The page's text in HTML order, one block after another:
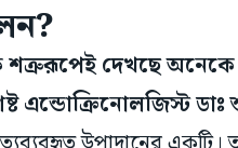
শত্রুরূপেই দেখছে
এন্ডোক্রিনোলজিস্ট